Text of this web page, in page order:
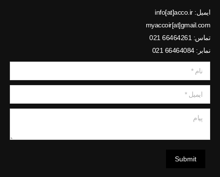
ایمیل: info[at]acco.ir
myaccoir[at]gmail.com
تماس: 66464261 021
نمابر: 66464084 021
نام *
ایمیل *
Submit